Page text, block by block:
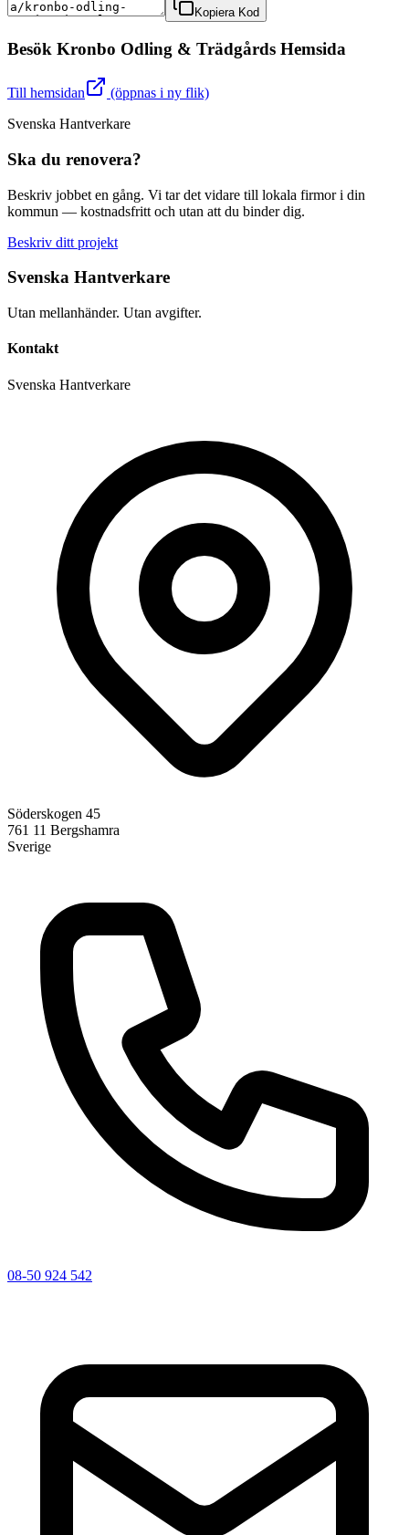
Kopiera Kod
Besök Kronbo Odling & Trädgårds Hemsida
Till hemsidan
(öppnas i ny flik)
Svenska Hantverkare
Ska du renovera?
Beskriv jobbet en gång. Vi tar det vidare till lokala firmor i din
kommun — kostnadsfritt och utan att du binder dig.
Beskriv ditt projekt
Svenska Hantverkare
Utan mellanhänder. Utan avgifter.
Kontakt
Svenska Hantverkare
Söderskogen 45
761 11 Bergshamra
Sverige
08-50 924 542